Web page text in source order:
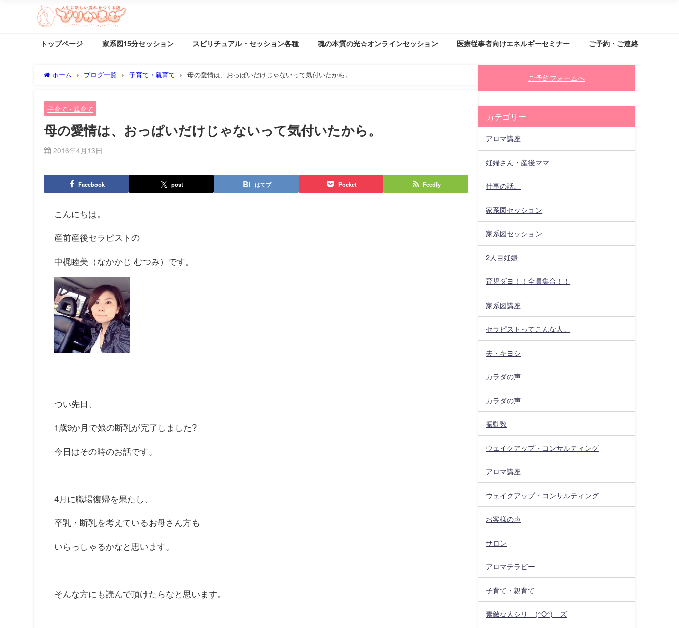
トップページ 家系図15分セッション スピリチュアル・セッション各種 魂の本質の光☆オンラインセッション 医療従事者向けエネルギーセミナー ご予約・ご連絡
ホーム ブログ一覧 子育て・親育て 母の愛情は、おっぱいだけじゃないって気付いたから。
子育て・親育て
母の愛情は、おっぱいだけじゃないって気付いたから。
2016年4月13日
Facebook post はてブ Pocket Feedly
こんにちは。
産前産後セラピストの
中梶睦美（なかかじ むつみ）です。
つい先日、
1歳9か月で娘の断乳が完了しました?
今日はその時のお話です。
4月に職場復帰を果たし、
卒乳・断乳を考えているお母さん方も
いらっしゃるかなと思います。
そんな方にも読んで頂けたらなと思います。
ご予約フォームへ
カテゴリー
アロマ講座
妊婦さん・産後ママ
仕事の話。
家系図セッション
家系図セッション
2人目妊娠
育児ダヨ！！全員集合！！
家系図講座
セラピストってこんな人。
夫・キヨシ
カラダの声
カラダの声
振動数
ウェイクアップ・コンサルティング
アロマ講座
ウェイクアップ・コンサルティング
お客様の声
サロン
アロマテラピー
子育て・親育て
素敵な人シリ―(^O^)―ズ